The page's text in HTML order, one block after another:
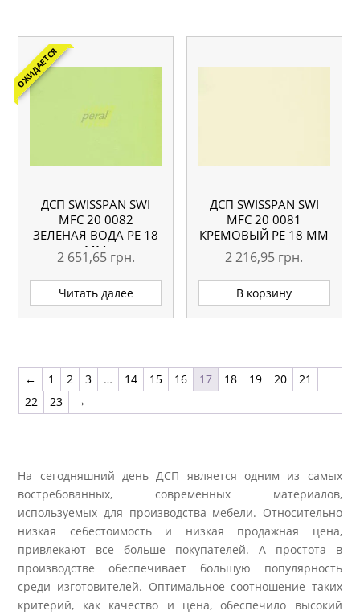
ОЖИДАЕТСЯ
ДСП SWISSPAN SWI
MFC 20 0082
ЗЕЛЕНАЯ ВОДА PE 18
ММ
2 651,65 грн.
Читать далее
ДСП SWISSPAN SWI
MFC 20 0081
КРЕМОВЫЙ PE 18 ММ
2 216,95 грн.
В корзину
← 1 2 3 … 14 15 16 17 18 19 20
21
22
23 →
На сегодняшний день ДСП является одним из самых
востребованных, современных материалов,
используемых для производства мебели. Относительно
низкая себестоимость и низкая продажная цена,
привлекают все больше покупателей. А простота в
производстве обеспечивает большую популярность
среди изготовителей. Оптимальное соотношение таких
критерий, как качество и цена, обеспечило высокий